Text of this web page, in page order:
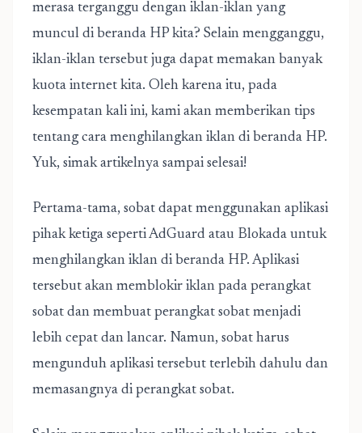
merasa terganggu dengan iklan-iklan yang
muncul di beranda HP kita? Selain mengganggu,
iklan-iklan tersebut juga dapat memakan banyak
kuota internet kita. Oleh karena itu, pada
kesempatan kali ini, kami akan memberikan tips
tentang cara menghilangkan iklan di beranda HP.
Yuk, simak artikelnya sampai selesai!
Pertama-tama, sobat dapat menggunakan aplikasi
pihak ketiga seperti AdGuard atau Blokada untuk
menghilangkan iklan di beranda HP. Aplikasi
tersebut akan memblokir iklan pada perangkat
sobat dan membuat perangkat sobat menjadi
lebih cepat dan lancar. Namun, sobat harus
mengunduh aplikasi tersebut terlebih dahulu dan
memasangnya di perangkat sobat.